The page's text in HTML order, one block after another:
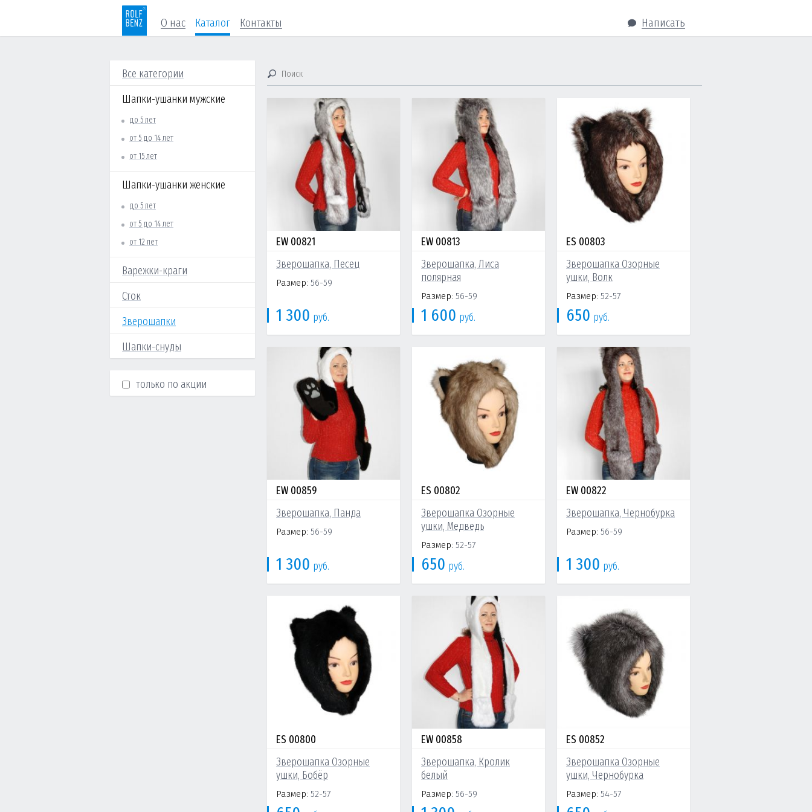
О нас Каталог Контакты Написать
Все категории
Шапки-ушанки мужские
до 5 лет
от 5 до 14 лет
от 15 лет
Шапки-ушанки женские
до 5 лет
от 5 до 14 лет
от 12 лет
Варежки-краги
Сток
Зверошапки
Шапки-снуды
только по акции
EW 00821
Зверошапка, Песец
Размер: 56-59
1 300 руб.
EW 00813
Зверошапка, Лиса
полярная
Размер: 56-59
1 600 руб.
ES 00803
Зверошапка Озорные
ушки, Волк
Размер: 52-57
650 руб.
EW 00859
Зверошапка, Панда
Размер: 56-59
1 300 руб.
ES 00802
Зверошапка Озорные
ушки, Медведь
Размер: 52-57
650 руб.
EW 00822
Зверошапка, Чернобурка
Размер: 56-59
1 300 руб.
ES 00800
Зверошапка Озорные
ушки, Бобёр
Размер: 52-57
EW 00858
Зверошапка, Кролик
белый
Размер: 56-59
ES 00852
Зверошапка Озорные
ушки, Чернобурка
Размер: 54-57